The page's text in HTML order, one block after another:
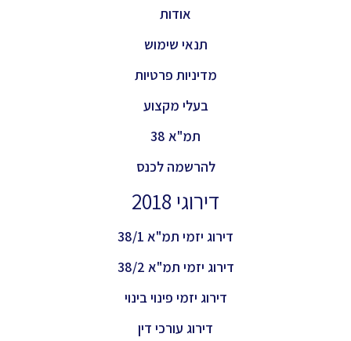
אודות
תנאי שימוש
מדיניות פרטיות
בעלי מקצוע
תמ"א 38
להרשמה לכנס
דירוגי 2018
דירוג יזמי תמ"א 38/1
דירוג יזמי תמ"א 38/2
דירוג יזמי פינוי בינוי
דירוג עורכי דין